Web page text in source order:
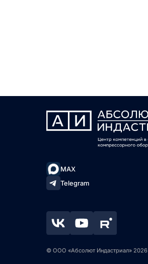
MAX
Telegram
© ООО «Абсолют Индастриал» 2026